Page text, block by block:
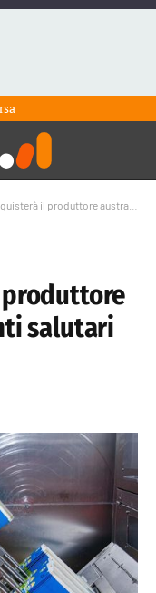
australiano di alimenti salutari MADE Group
produttore
salutari